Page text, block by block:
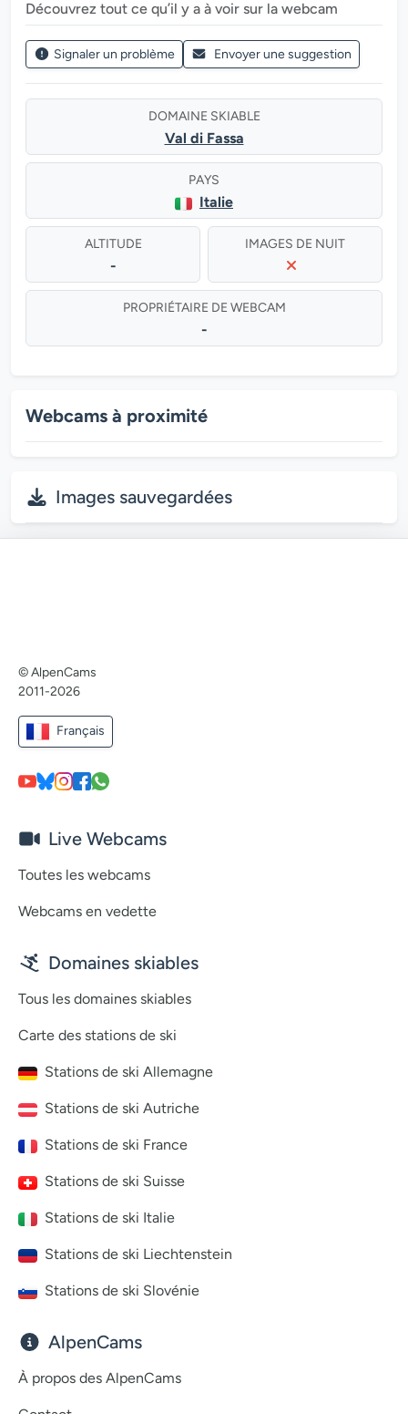
Découvrez tout ce qu’il y a à voir sur la webcam
Signaler un problème Envoyer une suggestion
DOMAINE SKIABLE
Val di Fassa
PAYS
Italie
ALTITUDE
-
IMAGES DE NUIT
PROPRIÉTAIRE DE WEBCAM
-
Webcams à proximité
Images sauvegardées
© AlpenCams
2011-2026
Français
Live Webcams
Toutes les webcams
Webcams en vedette
Domaines skiables
Tous les domaines skiables
Carte des stations de ski
Stations de ski Allemagne
Stations de ski Autriche
Stations de ski France
Stations de ski Suisse
Stations de ski Italie
Stations de ski Liechtenstein
Stations de ski Slovénie
AlpenCams
À propos des AlpenCams